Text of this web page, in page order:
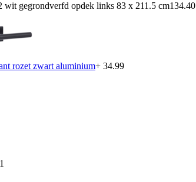
gegrondverfd opdek links 83 x 211.5 cm134.40
rozet zwart aluminium+ 34.99